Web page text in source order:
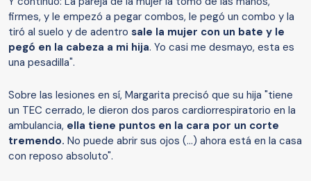
firmes, y le empezó a pegar combos, le pegó un combo y la
tiró al suelo y de adentro sale la mujer con un bate y le
pegó en la cabeza a mi hija. Yo casi me desmayo, esta es
una pesadilla".
Sobre las lesiones en sí, Margarita precisó que su hija "tiene
un TEC cerrado, le dieron dos paros cardiorrespiratorio en la
ambulancia, ella tiene puntos en la cara por un corte
tremendo. No puede abrir sus ojos (...) ahora está en la casa
con reposo absoluto".